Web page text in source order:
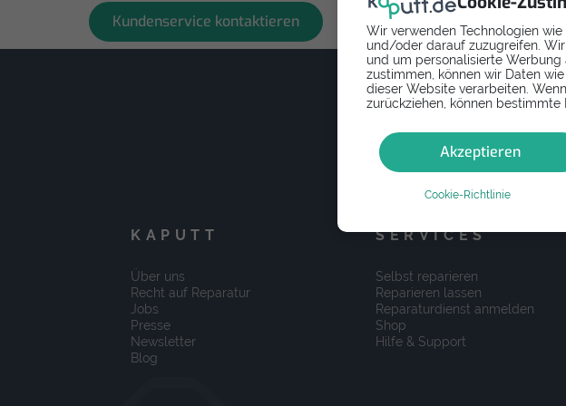
Wir verwenden Technologien wie
und/oder darauf zuzugreifen.
und um personalisierte Werbung
zustimmen, können wir Daten
dieser Website verarbeiten.
zurückziehen, können
Akzeptieren
Cookie-Richtlinie
Kundenservice kontaktieren
KAPUTT
Über uns
Recht auf Reparatur
Jobs
Presse
Newsletter
Blog
SERVICES
Selbst reparieren
Reparieren lassen
Reparaturdienst anmelden
Shop
Hilfe & Support